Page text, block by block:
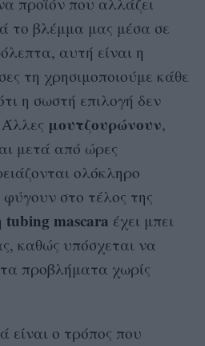
το βλέμμα μας μέσα σε
αυτή είναι η
τη χρησιμοποιούμε κάθε
η σωστή επιλογή δεν
μουτζουρώνουν,
μετά από ώρες
ολόκληρο
στο τέλος της
tubing mascara έχει μπει
καθώς υπόσχεται να
προβλήματα χωρίς
είναι ο τρόπος που